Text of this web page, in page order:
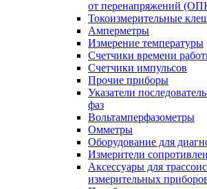
от перенапряжений
Токоизмерительные
Амперметры
Измерение температуры
Счетчики времени
Счетчики импульсов
Прочие приборы
Указатели
фаз
Вольтамперфазометры
Омметры
Оборудование для
Измерители
Аксессуары для
измерительных